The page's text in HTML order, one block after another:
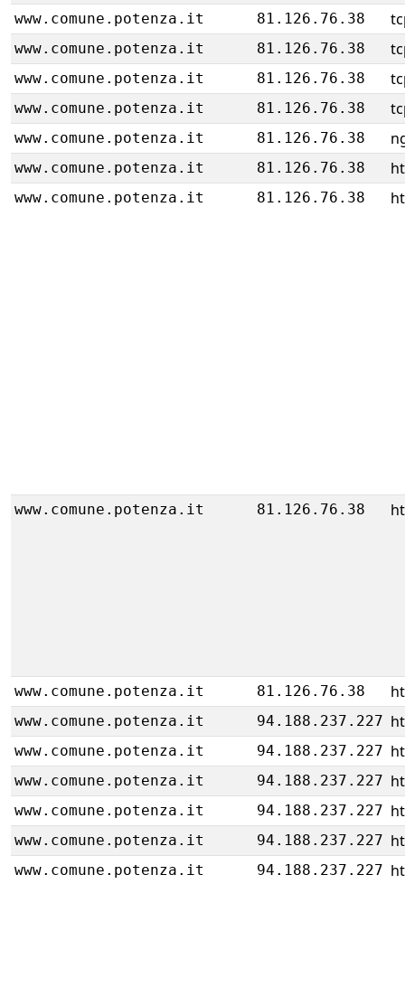
www.comune.potenza.it 81.126.76.38
www.comune.potenza.it 81.126.76.38
www.comune.potenza.it 81.126.76.38
www.comune.potenza.it 81.126.76.38
www.comune.potenza.it 81.126.76.38
www.comune.potenza.it 81.126.76.38
www.comune.potenza.it 81.126.76.38
www.comune.potenza.it 81.126.76.38
www.comune.potenza.it 81.126.76.38
www.comune.potenza.it 94.188.237.227
www.comune.potenza.it 94.188.237.227
www.comune.potenza.it 94.188.237.227
www.comune.potenza.it 94.188.237.227
www.comune.potenza.it 94.188.237.227
www.comune.potenza.it 94.188.237.227